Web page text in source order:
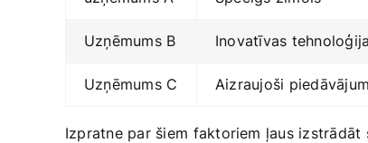
Uzņēmums ‍B Inovatīvas
Uzņēmums C Aizraujoši
Izpratne par šiem⁣ faktoriem ļaus izstrādāt​